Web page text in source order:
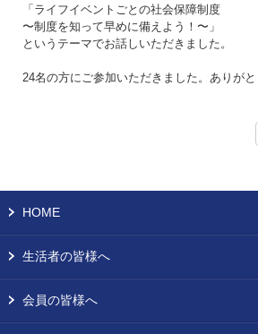
「ライフイベントごとの社会保障制度
〜制度を知って早めに備えよう！〜」
というテーマでお話しいただきました。
24名の方にご参加いただきました。ありがと
HOME
生活者の皆様へ
会員の皆様へ